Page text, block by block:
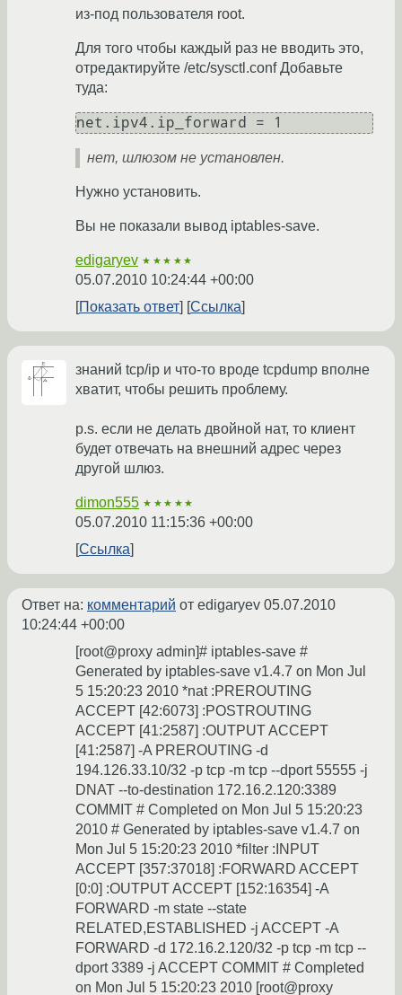
из-под пользователя root.
Для того чтобы каждый раз не вводить это,
отредактируйте /etc/sysctl.conf Добавьте
туда:
net.ipv4.ip_forward = 1
нет, шлюзом не установлен.
Нужно установить.
Вы не показали вывод iptables-save.
edigaryev ★★★★★
05.07.2010 10:24:44 +00:00
Показать ответ
Ссылка
знаний tcp/ip и что-то вроде tcpdump вполне
хватит, чтобы решить проблему.
p.s. если не делать двойной нат, то клиент
будет отвечать на внешний адрес через
другой шлюз.
dimon555 ★★★★★
05.07.2010 11:15:36 +00:00
Ссылка
Ответ на: комментарий от edigaryev 05.07.2010
10:24:44 +00:00
[root@proxy admin]# iptables-save #
Generated by iptables-save v1.4.7 on Mon Jul
5 15:20:23 2010 *nat :PREROUTING
ACCEPT [42:6073] :POSTROUTING
ACCEPT [41:2587] :OUTPUT ACCEPT
[41:2587] -A PREROUTING -d
194.126.33.10/32 -p tcp -m tcp --dport 55555 -j
DNAT --to-destination 172.16.2.120:3389
COMMIT # Completed on Mon Jul 5 15:20:23
2010 # Generated by iptables-save v1.4.7 on
Mon Jul 5 15:20:23 2010 *filter :INPUT
ACCEPT [357:37018] :FORWARD ACCEPT
[0:0] :OUTPUT ACCEPT [152:16354] -A
FORWARD -m state --state
RELATED,ESTABLISHED -j ACCEPT -A
FORWARD -d 172.16.2.120/32 -p tcp -m tcp --
dport 3389 -j ACCEPT COMMIT # Completed
on Mon Jul 5 15:20:23 2010 [root@proxy